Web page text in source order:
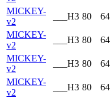
MICKEY-
v2
___H3 80 64
MICKEY-
v2
___H3 80 64
MICKEY-
v2
___H3 80 64
MICKEY-
v2
___H3 80 64